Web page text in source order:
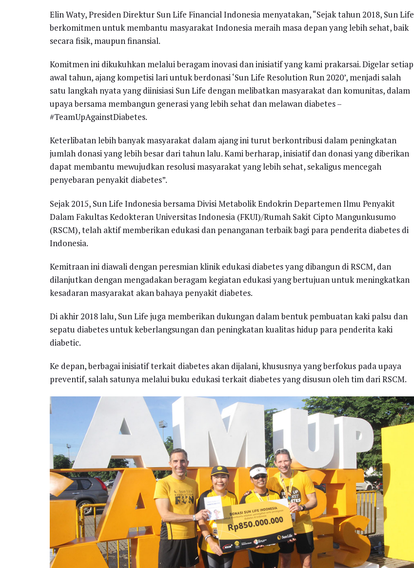
Elin Waty, Presiden Direktur Sun Life Financial Indonesia menyatakan, “Sejak tahun 2018, Sun Life
berkomitmen untuk membantu masyarakat Indonesia meraih masa depan yang lebih sehat, baik
secara fisik, maupun finansial.
Komitmen ini dikukuhkan melalui beragam inovasi dan inisiatif yang kami prakarsai. Digelar setiap
awal tahun, ajang kompetisi lari untuk berdonasi ‘Sun Life Resolution Run 2020’, menjadi salah
satu langkah nyata yang diinisiasi Sun Life dengan melibatkan masyarakat dan komunitas, dalam
upaya bersama membangun generasi yang lebih sehat dan melawan diabetes –
#TeamUpAgainstDiabetes.
Keterlibatan lebih banyak masyarakat dalam ajang ini turut berkontribusi dalam peningkatan
jumlah donasi yang lebih besar dari tahun lalu. Kami berharap, inisiatif dan donasi yang diberikan
dapat membantu mewujudkan resolusi masyarakat yang lebih sehat, sekaligus mencegah
penyebaran penyakit diabetes”.
Sejak 2015, Sun Life Indonesia bersama Divisi Metabolik Endokrin Departemen Ilmu Penyakit
Dalam Fakultas Kedokteran Universitas Indonesia (FKUI)/Rumah Sakit Cipto Mangunkusumo
(RSCM), telah aktif memberikan edukasi dan penanganan terbaik bagi para penderita diabetes di
Indonesia.
Kemitraan ini diawali dengan peresmian klinik edukasi diabetes yang dibangun di RSCM, dan
dilanjutkan dengan mengadakan beragam kegiatan edukasi yang bertujuan untuk meningkatkan
kesadaran masyarakat akan bahaya penyakit diabetes.
Di akhir 2018 lalu, Sun Life juga memberikan dukungan dalam bentuk pembuatan kaki palsu dan
sepatu diabetes untuk keberlangsungan dan peningkatan kualitas hidup para penderita kaki
diabetic.
Ke depan, berbagai inisiatif terkait diabetes akan dijalani, khususnya yang berfokus pada upaya
preventif, salah satunya melalui buku edukasi terkait diabetes yang disusun oleh tim dari RSCM.